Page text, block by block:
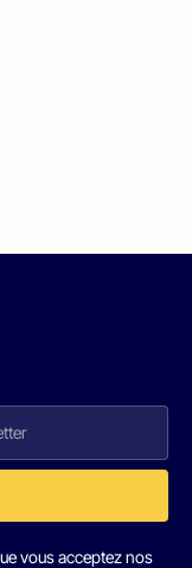
vous acceptez nos